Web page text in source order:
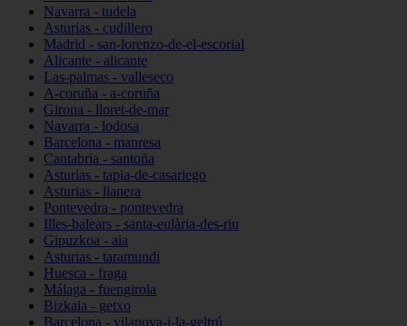
Navarra - tudela
Asturias - cudillero
Madrid - san-lorenzo-de-el-escorial
Alicante - alicante
Las-palmas - valleseco
A-coruña - a-coruña
Girona - lloret-de-mar
Navarra - lodosa
Barcelona - manresa
Cantabria - santoña
Asturias - tapia-de-casariego
Asturias - llanera
Pontevedra - pontevedra
Illes-balears - santa-eulària-des-riu
Gipuzkoa - aia
Asturias - taramundi
Huesca - fraga
Málaga - fuengirola
Bizkaia - getxo
Barcelona - vilanova-i-la-geltrú